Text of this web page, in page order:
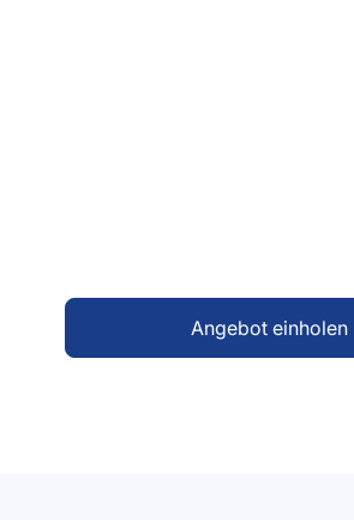
Angebot einholen